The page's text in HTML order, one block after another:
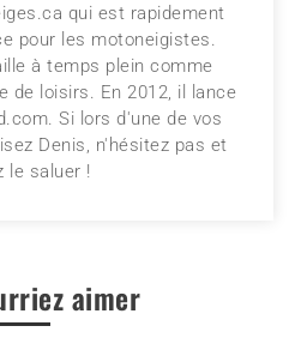
qui est rapidement
pour les motoneigistes.
à temps plein comme
de loisirs. En 2012, il lance
Si lors d'une de vos
Denis, n'hésitez pas et
le saluer !
aimer